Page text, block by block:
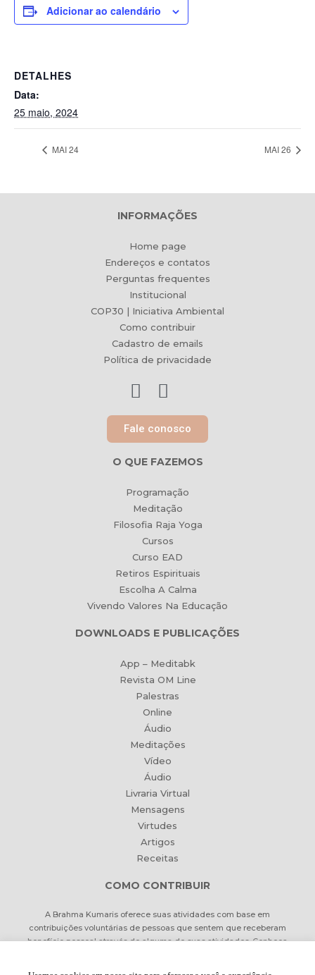
Adicionar ao calendário
DETALHES
Data:
25 maio, 2024
MAI 24 MAI 26
INFORMAÇÕES
Home page
Endereços e contatos
Perguntas frequentes
Institucional
COP30 | Iniciativa Ambiental
Como contribuir
Cadastro de emails
Política de privacidade
Fale conosco
O QUE FAZEMOS
Programação
Meditação
Filosofia Raja Yoga
Cursos
Curso EAD
Retiros Espirituais
Escolha A Calma
Vivendo Valores Na Educação
DOWNLOADS E PUBLICAÇÕES
App – Meditabk
Revista OM Line
Palestras
Online
Áudio
Meditações
Vídeo
Áudio
Livraria Virtual
Mensagens
Virtudes
Artigos
Receitas
COMO CONTRIBUIR
A Brahma Kumaris oferece suas atividades com base em
contribuições voluntárias de pessoas que sentem que receberam
benefício pessoal através de alguma de suas atividades. Conheça